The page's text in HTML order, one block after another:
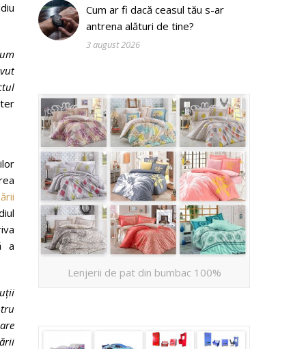
a
Cum ar fi dacă ceasul tău s-ar
antrena alături de tine?
3 august 2026
Lenjerii de pat din bumbac 100%